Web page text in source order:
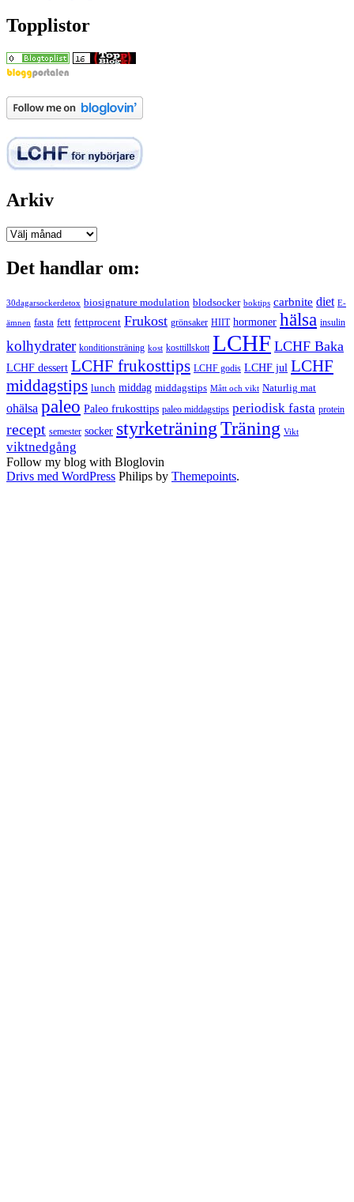
Topplistor
Arkiv
Arkiv
Det handlar om:
30dagarsockerdetox biosignature modulation blodsocker boktips carbnite diet E-
ämnen fasta fett fettprocent Frukost grönsaker HIIT hormoner hälsa insulin
kolhydrater konditionsträning kost kosttillskott LCHF LCHF Baka
LCHF dessert LCHF frukosttips LCHF godis LCHF jul LCHF
middagstips lunch middag middagstips Mått och vikt Naturlig mat
ohälsa paleo Paleo frukosttips paleo middagstips periodisk fasta protein
recept semester socker styrketräningTräning Vikt
viktnedgång
Follow my blog with Bloglovin
Drivs med WordPress Philips by Themepoints.